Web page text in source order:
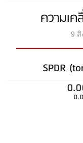
ความเ
9 สิ
SPDR